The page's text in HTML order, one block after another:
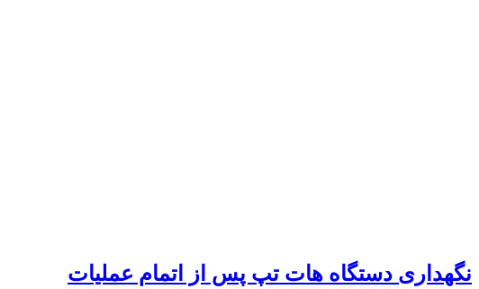
نگهداری دستگاه هات تپ پس از اتمام عملیات